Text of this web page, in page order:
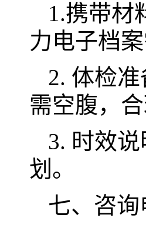
1.携带材
力电子档
2. 体检
需空腹，
3. 时效
划。
七、咨询